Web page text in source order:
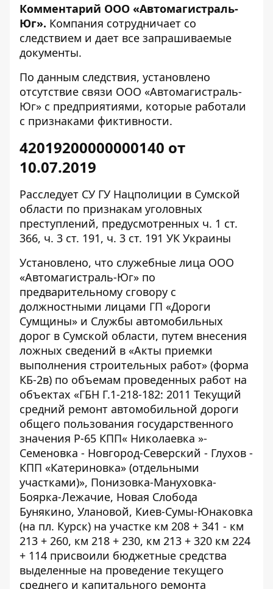
Комментарий ООО «Автомагистраль-
Юг». Компания сотрудничает со
следствием и дает все запрашиваемые
документы.
По данным следствия, установлено
отсутствие связи ООО «Автомагистраль-
Юг» с предприятиями, которые работали
с признаками фиктивности.
42019200000000140 от
10.07.2019
Расследует СУ ГУ Нацполиции в Сумской
области по признакам уголовных
преступлений, предусмотренных ч. 1 ст.
366, ч. 3 ст. 191, ч. 3 ст. 191 УК Украины
Установлено, что служебные лица ООО
«Автомагистраль-Юг» по
предварительному сговору с
должностными лицами ГП «Дороги
Сумщины» и Службы автомобильных
дорог в Сумской области, путем внесения
ложных сведений в «Акты приемки
выполнения строительных работ» (форма
КБ-2в) по объемам проведенных работ на
объектах «ГБН Г.1-218-182: 2011 Текущий
средний ремонт автомобильной дороги
общего пользования государственного
значения Р-65 КПП« Николаевка »-
Семеновка - Новгород-Северский - Глухов -
КПП «Катериновка» (отдельными
участками)», Понизовка-Мануховка-
Боярка-Лежачие, Новая Слобода
Бунякино, Улановой, Киев-Сумы-Юнаковка
(на пл. Курск) на участке км 208 + 341 - км
213 + 260, км 218 + 230, км 213 + 320 км 224
+ 114 присвоили бюджетные средства
выделенные на проведение текущего
среднего и капитального ремонта